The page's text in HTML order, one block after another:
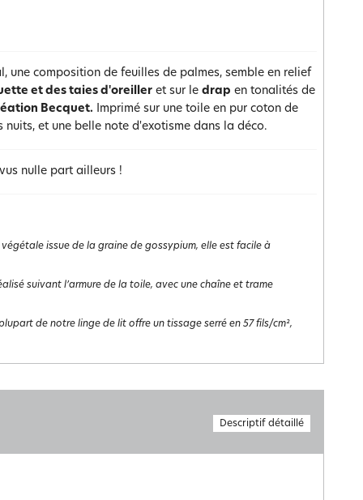
une composition de feuilles de palmes, semble en relief
et des taies d'oreiller et sur le drap en tonalités de
Becquet. Imprimé sur une toile en pur coton de
et une belle note d'exotisme dans la déco.
nulle part ailleurs !
issue de la graine de gossypium, elle est facile à
suivant l’armure de la toile, avec une chaîne et trame
de notre linge de lit offre un tissage serré en 57 fils/cm²,
Descriptif détaillé